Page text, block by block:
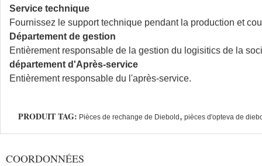
Service technique
Fournissez le support technique pendant la production et
Département de gestion
Entièrement responsable de la gestion du logisitics de la
département d'Après-service
Entièrement responsable du l'après-service.
PRODUIT TAG: Pièces de rechange de Diebold , pièces d'opteva de
COORDONNÉES